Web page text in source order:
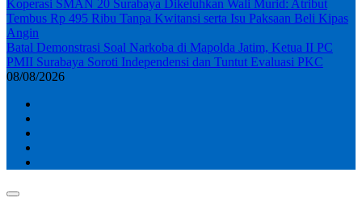
Koperasi SMAN 20 Surabaya Dikeluhkan Wali Murid: Atribut
Tembus Rp 495 Ribu Tanpa Kwitansi serta Isu Paksaan Beli Kipas
Angin
Batal Demonstrasi Soal Narkoba di Mapolda Jatim, Ketua II PC
PMII Surabaya Soroti Independensi dan Tuntut Evaluasi PKC
08/08/2026